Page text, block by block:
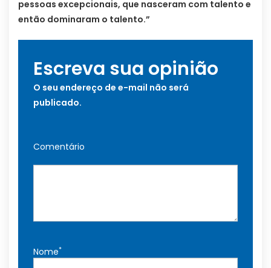
pessoas excepcionais, que nasceram com talento e
então dominaram o talento.”
Escreva sua opinião
O seu endereço de e-mail não será
publicado.
Comentário
Nome*